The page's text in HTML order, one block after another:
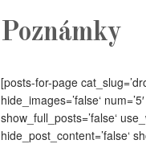
Poznámky
[posts-for-page
hide_images=’false‘
show_full_posts=’false‘
hide_post_content=’false‘